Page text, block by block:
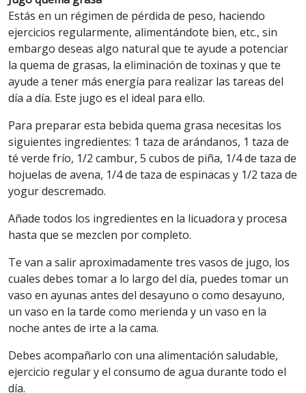
Estás en un régimen de pérdida de peso, haciendo
ejercicios regularmente, alimentándote bien, etc., sin
embargo deseas algo natural que te ayude a potenciar
la quema de grasas, la eliminación de toxinas y que te
ayude a tener más energía para realizar las tareas del
día a día. Este jugo es el ideal para ello.
Para preparar esta bebida quema grasa necesitas los
siguientes ingredientes: 1 taza de arándanos, 1 taza de
té verde frío, 1/2 cambur, 5 cubos de piña, 1/4 de taza de
hojuelas de avena, 1/4 de taza de espinacas y 1/2 taza de
yogur descremado.
Añade todos los ingredientes en la licuadora y procesa
hasta que se mezclen por completo.
Te van a salir aproximadamente tres vasos de jugo, los
cuales debes tomar a lo largo del día, puedes tomar un
vaso en ayunas antes del desayuno o como desayuno,
un vaso en la tarde como merienda y un vaso en la
noche antes de irte a la cama.
Debes acompañarlo con una alimentación saludable,
ejercicio regular y el consumo de agua durante todo el
día.